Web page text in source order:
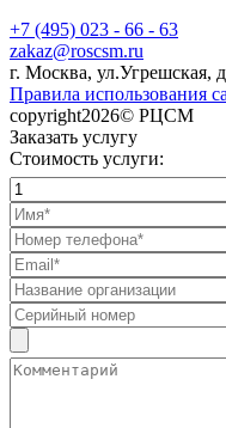
+7 (495) 023 - 66 - 63
zakaz@roscsm.ru
г. Москва, ул.Угрешская,
Правила использования
copyright2026© РЦСМ
Заказать услугу
Стоимость услуги: